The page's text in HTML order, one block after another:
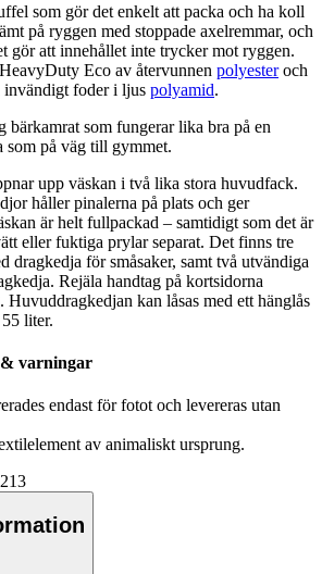
som gör det enkelt att packa och ha koll
på ryggen med stoppade axelremmar, och
gör att innehållet inte trycker mot ryggen.
HeavyDuty Eco av återvunnen polyesteroch
invändigt foder i ljus polyamid.
bärkamrat som fungerar lika bra på en
som på väg till gymmet.
nar upp väskan i två lika stora huvudfack.
håller pinalerna på plats och ger
är helt fullpackad – samtidigt som det är
eller fuktiga prylar separat. Det finns tre
dragkedja för småsaker, samt två utvändiga
Rejäla handtag på kortsidorna
kan låsas med ett hänglås
liter.
varningar
endast för fotot och levereras utan
av animaliskt ursprung.